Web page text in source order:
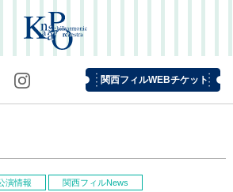
関西フィルWEBチケット
演情報 関西フィルNews